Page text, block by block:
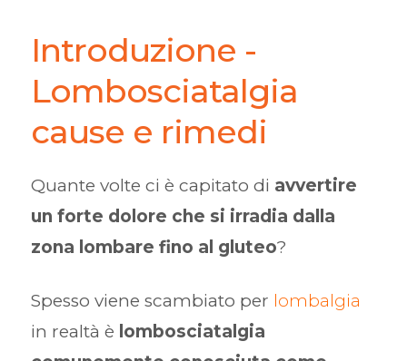
Introduzione -
Lombosciatalgia
cause e rimedi
Quante volte ci è capitato di avvertire
un forte dolore che si irradia dalla
zona lombare fino al gluteo?
Spesso viene scambiato per lombalgia
in realtà è lombosciatalgia